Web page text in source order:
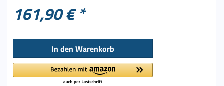
161,90 € *
In den Warenkorb